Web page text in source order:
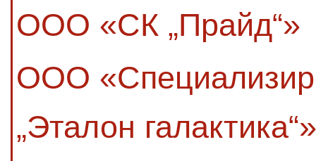
ООО «СК „Прайд“»
ООО
„Эталон галактика“»